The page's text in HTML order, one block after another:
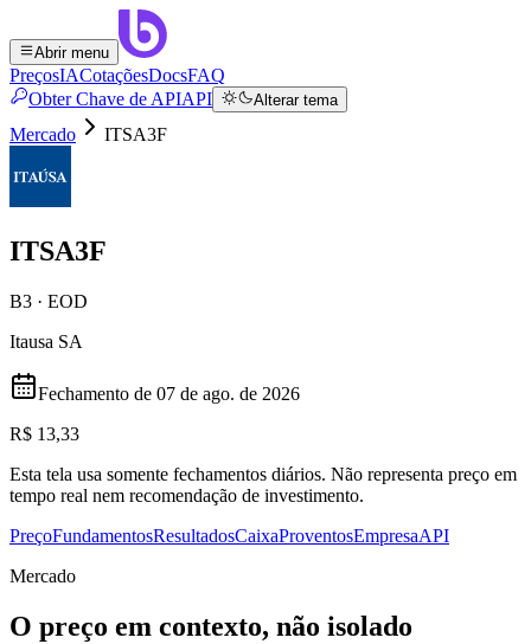
Abrir menu
PreçosIACotaçõesDocsFAQ
Obter Chave de APIAPI Alterar tema
Mercado ITSA3F
ITSA3F
B3 · EOD
Itausa SA
Fechamento de 07 de ago. de 2026
R$ 13,33
Esta tela usa somente fechamentos diários. Não representa preço em
tempo real nem recomendação de investimento.
PreçoFundamentosResultadosCaixaProventosEmpresaAPI
Mercado
O preço em contexto, não isolado